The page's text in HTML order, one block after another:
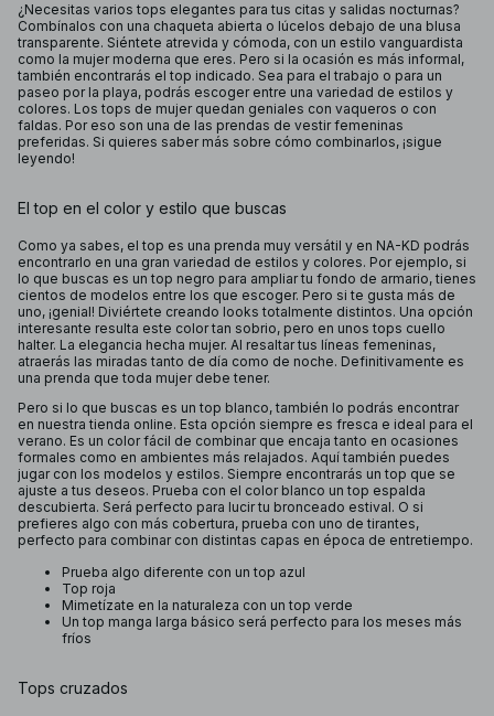
¿Necesitas varios tops elegantes para tus citas y salidas nocturnas?
Combínalos con una chaqueta abierta o lúcelos debajo de una blusa
transparente. Siéntete atrevida y cómoda, con un estilo vanguardista
como la mujer moderna que eres. Pero si la ocasión es más informal,
también encontrarás el top indicado. Sea para el trabajo o para un
paseo por la playa, podrás escoger entre una variedad de estilos y
colores. Los tops de mujer quedan geniales con vaqueros o con
faldas. Por eso son una de las prendas de vestir femeninas
preferidas. Si quieres saber más sobre cómo combinarlos, ¡sigue
leyendo!
El top en el color y estilo que buscas
Como ya sabes, el top es una prenda muy versátil y en NA-KD podrás
encontrarlo en una gran variedad de estilos y colores. Por ejemplo, si
lo que buscas es un top negro para ampliar tu fondo de armario, tienes
cientos de modelos entre los que escoger. Pero si te gusta más de
uno, ¡genial! Diviértete creando looks totalmente distintos. Una opción
interesante resulta este color tan sobrio, pero en unos tops cuello
halter. La elegancia hecha mujer. Al resaltar tus líneas femeninas,
atraerás las miradas tanto de día como de noche. Definitivamente es
una prenda que toda mujer debe tener.
Pero si lo que buscas es un top blanco, también lo podrás encontrar
en nuestra tienda online. Esta opción siempre es fresca e ideal para el
verano. Es un color fácil de combinar que encaja tanto en ocasiones
formales como en ambientes más relajados. Aquí también puedes
jugar con los modelos y estilos. Siempre encontrarás un top que se
ajuste a tus deseos. Prueba con el color blanco un top espalda
descubierta. Será perfecto para lucir tu bronceado estival. O si
prefieres algo con más cobertura, prueba con uno de tirantes,
perfecto para combinar con distintas capas en época de entretiempo.
Prueba algo diferente con un top azul
Top roja
Mimetízate en la naturaleza con un top verde
Un top manga larga básico será perfecto para los meses más
fríos
Tops cruzados